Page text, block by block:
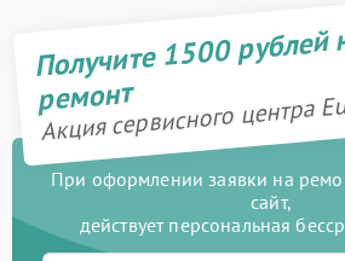
Получите 1500 рублей
ремонт
Акция сервисного центра
При оформлении заявки на
сайт,
действует персональная